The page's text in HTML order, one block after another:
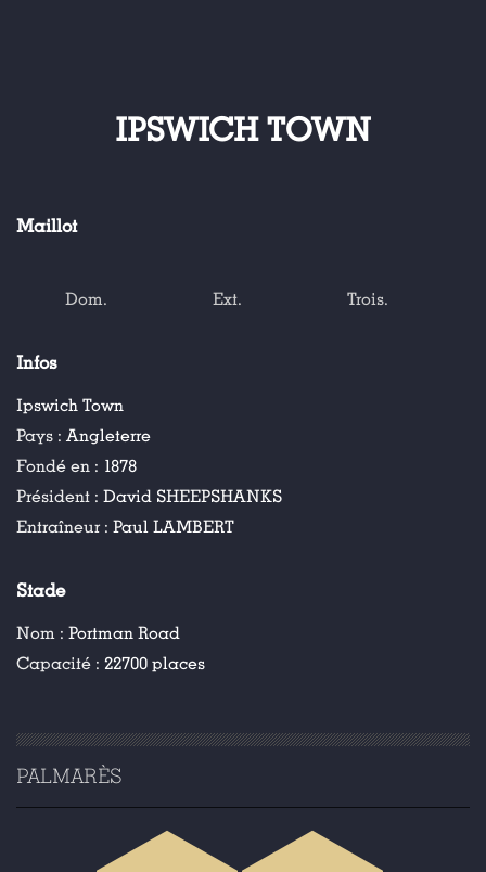
IPSWICH TOWN
Maillot
Dom. Ext. Trois.
Infos
Ipswich Town
Pays : Angleterre
Fondé en : 1878
Président : David SHEEPSHANKS
Entraîneur : Paul LAMBERT
Stade
Nom : Portman Road
Capacité : 22700 places
PALMARÈS